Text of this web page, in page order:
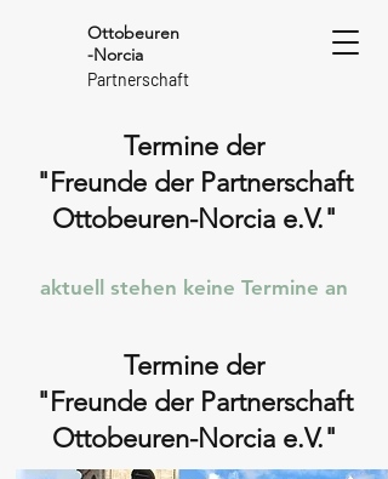
Ottobeuren
-Norcia
Partnerschaft
Termine der
"Freunde der Partnerschaft
Ottobeuren-Norcia e.V."
aktuell stehen keine Termine an
Termine der
"Freunde der Partnerschaft
Ottobeuren-Norcia e.V."